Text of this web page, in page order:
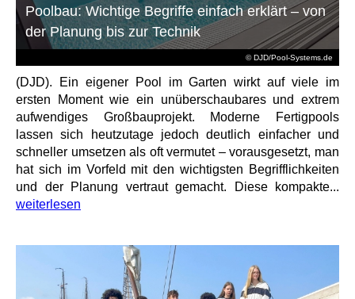
© DJD/Pool-Systems.de
Poolbau: Wichtige Begriffe einfach erklärt – von
der Planung bis zur Technik
(DJD). Ein eigener Pool im Garten wirkt auf viele im
ersten Moment wie ein unüberschaubares und extrem
aufwendiges Großbauprojekt. Moderne Fertigpools
lassen sich heutzutage jedoch deutlich einfacher und
schneller umsetzen als oft vermutet – vorausgesetzt, man
hat sich im Vorfeld mit den wichtigsten Begrifflichkeiten
und der Planung vertraut gemacht. Diese kompakte...
weiterlesen